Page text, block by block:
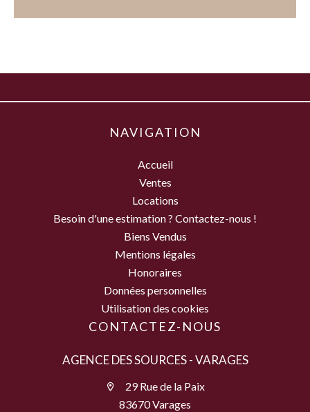
NAVIGATION
Accueil
Ventes
Locations
Besoin d'une estimation ? Contactez-nous !
Biens Vendus
Mentions légales
Honoraires
Données personnelles
Utilisation des cookies
CONTACTEZ-NOUS
AGENCE DES SOURCES - VARAGES
29 Rue de la Paix
83670 Varages